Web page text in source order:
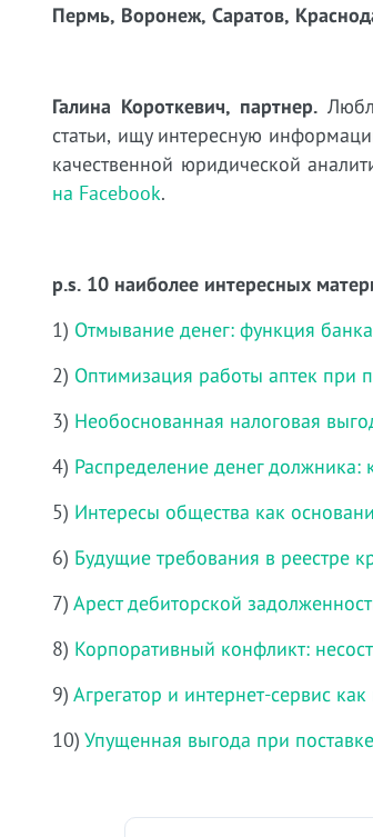
Пермь, Воронеж, Саратов,
Галина Короткевич, партнер.
статьи, ищу интересную
качественной юридической
на Facebook.
p.s. 10 наиболее интересных
1) Отмывание денег: функция
2) Оптимизация работы аптек при
3) Необоснованная налоговая
4) Распределение денег должника:
5) Интересы общества как
6) Будущие требования в реестре
7) Арест дебиторской
8) Корпоративный конфликт:
9) Агрегатор и интернет-сервис
10) Упущенная выгода при